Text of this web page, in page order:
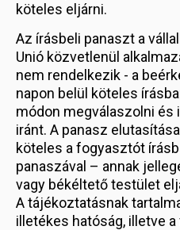
köteles eljárni.
Az írásbeli panaszt a
Unió közvetlenül
nem rendelkezik - a
napon belül köteles
módon megválaszolni és
iránt. A panasz
köteles a fogyasztót
panaszával – annak
vagy békéltető testület
A tájékoztatásnak
illetékes hatóság, illetve